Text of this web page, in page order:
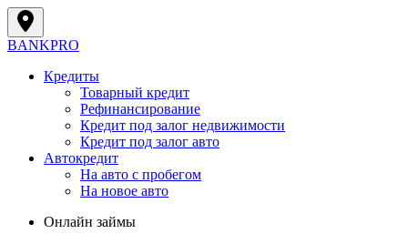
BANKPRO
Кредиты
Товарный кредит
Рефинансирование
Кредит под залог недвижимости
Кредит под залог авто
Автокредит
На авто с пробегом
На новое авто
Онлайн займы